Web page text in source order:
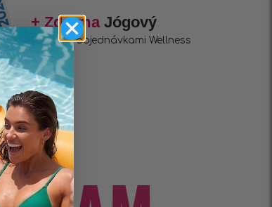
+ ZdarmaJógový
se všemi objednávkami Wellness
čaje!